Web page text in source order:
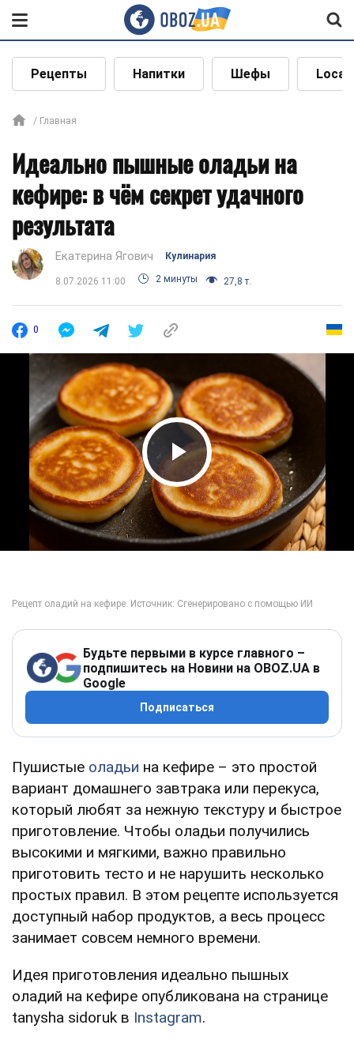
Рецепты Напитки Шефы Local
Главная
Идеально пышные оладьи на
кефире: в чём секрет удачного
результата
Екатерина Ягович Кулинария
8.07.2026 11:00 2 минуты 27,8 т.
0
Play Video
Будьте первыми в курсе главного –
подпишитесь на Новини на OBOZ.UA в
Google
Подписаться
Пушистые оладьи на кефире – это простой
вариант домашнего завтрака или перекуса,
который любят за нежную текстуру и быстрое
приготовление. Чтобы оладьи получились
высокими и мягкими, важно правильно
приготовить тесто и не нарушить несколько
простых правил. В этом рецепте используется
доступный набор продуктов, а весь процесс
занимает совсем немного времени.
Идея приготовления идеально пышных
оладий на кефире опубликована на странице
tanysha sidoruk в Instagram.